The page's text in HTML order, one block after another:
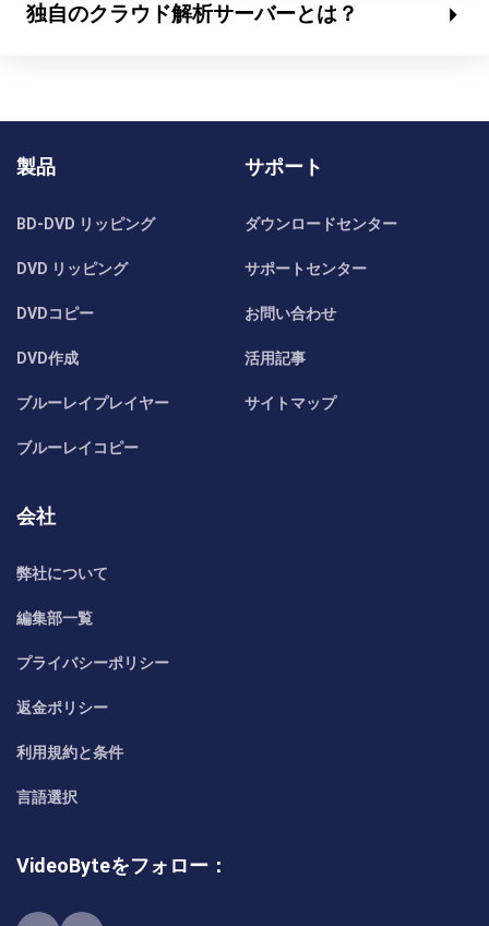
独自のクラウド解析サーバーとは？
製品
BD-DVD リッピング
DVD リッピング
DVDコピー
DVD作成
ブルーレイプレイヤー
ブルーレイコピー
サポート
ダウンロードセンター
サポートセンター
お問い合わせ
活用記事
サイトマップ
会社
弊社について
編集部一覧
プライバシーポリシー
返金ポリシー
利用規約と条件
言語選択
VideoByteをフォロー：